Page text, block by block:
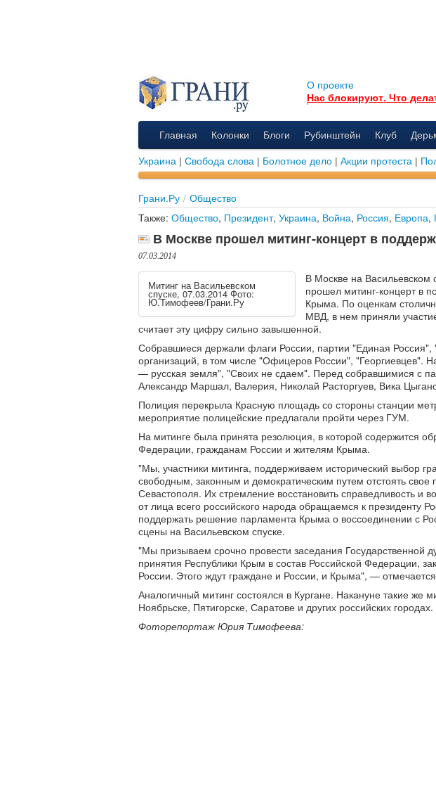
О проекте
Нас блокируют. Что
Главная Колонки Блоги Рубинштейн Клуб
Украина | Свобода слова | Болотное дело | Акции протеста |
Грани.Ру / Общество
Также: Общество, Президент, Украина, Война, Россия, Европа,
В Москве прошел митинг-концерт в
07.03.2014
Митинг на Васильевском
спуске, 07.03.2014 Фото:
Ю.Тимофеев/Грани.Ру
В Москве на Васильевском
прошел митинг-концерт в
Крыма. По оценкам
МВД, в нем приняли
считает эту цифру сильно завышенной.
Собравшиеся держали флаги России, партии "Единая
организаций, в том числе "Офицеров России", "Георгиевцев".
— русская земля", "Своих не сдаем". Перед собравшимися с
Александр Маршал, Валерия, Николай Расторгуев, Вика
Полиция перекрыла Красную площадь со стороны станции
мероприятие полицейские предлагали пройти через ГУМ.
На митинге была принята резолюция, в которой содержится
Федерации, гражданам России и жителям Крыма.
"Мы, участники митинга, поддерживаем исторический выбор
свободным, законным и демократическим путем отстоять
Севастополя. Их стремление восстановить справедливость и
от лица всего российского народа обращаемся к президенту
поддержать решение парламента Крыма о воссоединении с
сцены на Васильевском спуске.
"Мы призываем срочно провести заседания Государственной
принятия Республики Крым в состав Российской Федерации,
России. Этого ждут граждане и России, и Крыма", —
Аналогичный митинг состоялся в Кургане. Накануне такие же
Ноябрьске, Пятигорске, Саратове и других российских городах.
Фоторепортаж Юрия Тимофеева: